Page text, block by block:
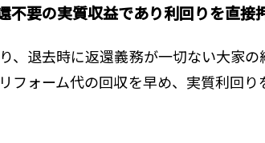
不要の実質収益であり利回りを直接
、退去時に返還義務が一切ない大家
フォーム代の回収を早め、実質利回